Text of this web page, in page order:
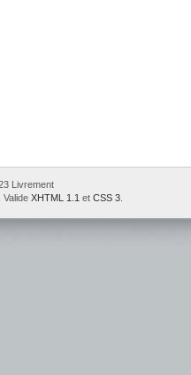
Livrement
. Valide XHTML 1.1 et CSS 3